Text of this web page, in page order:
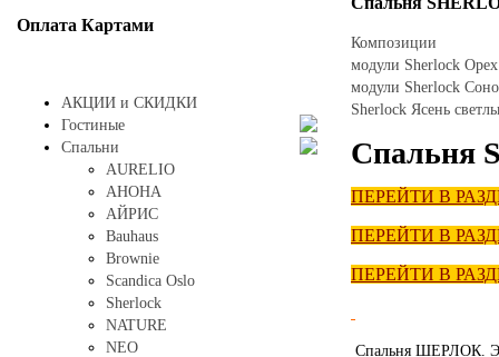
Композиции
модули Sherlock Орех
модули Sherlock
Sherlock Ясень
Спальня
ПЕРЕЙТИ В
ПЕРЕЙТИ В
ПЕРЕЙТИ В
Спальня ШЕРЛОК.
Оплата Картами
АКЦИИ и СКИДКИ
Гостиные
Спальни
АURELIO
АНОНА
АЙРИС
Bauhaus
Brownie
Scandica Oslo
Sherlock
NATURE
NEO